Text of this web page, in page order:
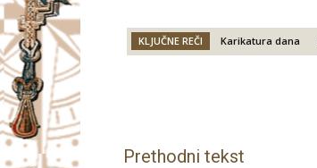
KLJUČNE REČI Karikatura dana
Prethodni tekst